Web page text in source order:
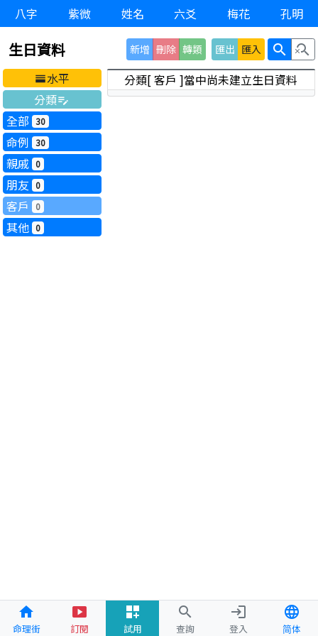
八字 紫微 姓名 六爻 梅花 孔明
生日資料 新增 刪除 轉類 匯出 匯入 search search_off
horizontal_split水平
分類edit_note
全部 30
命例 30
親戚 0
朋友 0
客戶 0
其他 0
分類[ 客戶 ]當中尚未建立生日資料
home
命理街
smart_display
訂閱
dashboard_customize
試用
search
查詢
login
登入
language
简体